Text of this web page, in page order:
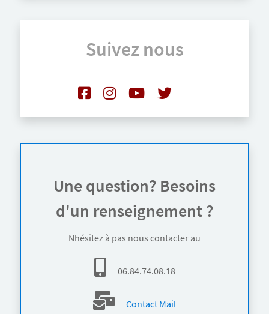
Suivez nous
Une question? Besoins
d'un renseignement ?
Nhésitez à pas nous contacter au
06.84.74.08.18
Contact Mail